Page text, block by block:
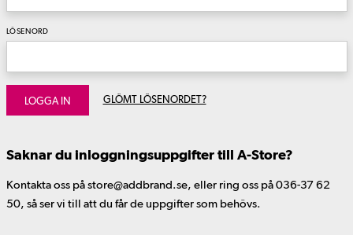
LÖSENORD
LOGGA IN GLÖMT LÖSENORDET?
Saknar du inloggningsuppgifter till A-Store?
Kontakta oss på store@addbrand.se, eller ring oss på 036-37 62
50, så ser vi till att du får de uppgifter som behövs.